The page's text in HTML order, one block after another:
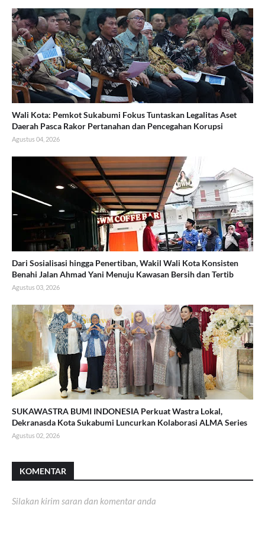
Wali Kota: Pemkot Sukabumi Fokus Tuntaskan Legalitas Aset
Daerah Pasca Rakor Pertanahan dan Pencegahan Korupsi
Agustus 04, 2026
Dari Sosialisasi hingga Penertiban, Wakil Wali Kota Konsisten
Benahi Jalan Ahmad Yani Menuju Kawasan Bersih dan Tertib
Agustus 03, 2026
SUKAWASTRA BUMI INDONESIA Perkuat Wastra Lokal,
Dekranasda Kota Sukabumi Luncurkan Kolaborasi ALMA Series
Agustus 02, 2026
KOMENTAR
Silakan kirim saran dan komentar anda